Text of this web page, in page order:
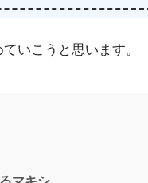
いこうと思います。